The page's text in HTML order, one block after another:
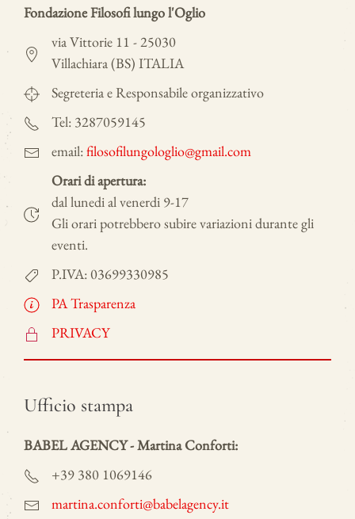
Fondazione Filosofi lungo l'Oglio
via Vittorie 11 - 25030
Villachiara (BS) ITALIA
Segreteria e Responsabile organizzativo
Tel: 3287059145
email:filosofilungologlio@gmail.com
Orari di apertura:
dal lunedi al venerdi 9-17
Gli orari potrebbero subire variazioni durante gli
eventi.
P.IVA: 03699330985
PA Trasparenza
PRIVACY
Ufficio stampa
BABEL AGENCY - Martina Conforti:
+39 380 1069146
martina.conforti@babelagency.it